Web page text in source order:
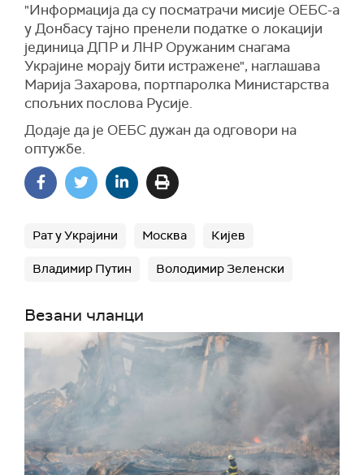
"Информација да су посматрачи мисије ОЕБС-а
у Донбасу тајно пренели податке о локацији
јединица ДПР и ЛНР Оружаним снагама
Украјине морају бити истражене", наглашава
Марија Захарова, портпаролка Министарства
спољних послова Русије.
Додаје да је ОЕБС дужан да одговори на
оптужбе.
Рат у Украјини Москва Кијев
Владимир Путин Володимир Зеленски
Везани чланци